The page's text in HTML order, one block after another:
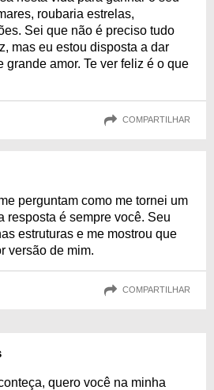
roubaria estrelas,
Sei que não é preciso tudo
mas eu estou disposta a dar
grande amor. Te ver feliz é o que
COMPARTILHAR
perguntam como me tornei um
resposta é sempre você. Seu
estruturas e me mostrou que
versão de mim.
COMPARTILHAR
quero você na minha